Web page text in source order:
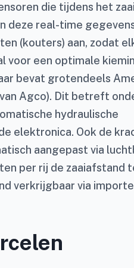
die tijdens het
deze real-time
(kouters) aan, zodat
voor een optimale
bevat grotendeels
Agco). Dit betreft
hydraulische
elektronica. Ook de
aangepast via
per rij de zaaiafstand
verkrijgbaar via